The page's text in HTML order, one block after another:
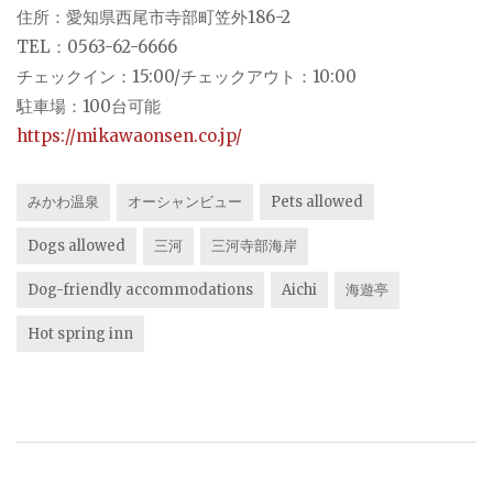
住所：愛知県西尾市寺部町笠外186-2
TEL：0563-62-6666
チェックイン：15:00/チェックアウト：10:00
駐車場：100台可能
https://mikawaonsen.co.jp/
みかわ温泉 オーシャンビュー Pets allowed
Dogs allowed 三河 三河寺部海岸
Dog-friendly accommodations Aichi 海遊亭
Hot spring inn